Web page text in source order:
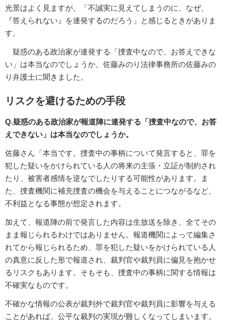
光景はよく見ますが、「不誠実に見えてしまうのに、なぜ、
『答えられない』を連発するのだろう」と感じるときがありま
す。
疑惑のある政治家が連発する「捜査中なので、お答えできな
い」は本当なのでしょうか。佐藤みのり法律事務所の佐藤みの
り弁護士に聞きました。
リスクを避けるための手段
Q.疑惑のある政治家が報道陣に連発する「捜査中なので、お答
えできない」は本当なのでしょうか。
佐藤さん「本当です。捜査中の事柄について発言すると、罪を
犯した疑いをかけられている人の将来の主張・立証が制約され
たり、被害者感情を逆なでしたりする可能性があります。ま
た、捜査機関に補充捜査の機会を与えることにつながるなど、
不利益となる事態が想定されます。
加えて、報道陣の前で発言した内容は生放送を除き、全てその
まま報じられるわけではありません。報道機関によって編集さ
れてから報じられるため、罪を犯した疑いをかけられている人
の真意に反した形で報道され、裁判官や裁判員に偏見を抱かせ
るリスクもあります。そもそも、捜査中の事柄に関する情報は
不確実なものです。
不確かな情報の公表が裁判外で裁判官や裁判員に影響を与える
ことがあれば、公平な裁判の実現が難しくなってしまいます。